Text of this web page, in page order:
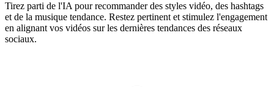
Tirez parti de l'IA pour recommander des styles vidéo, des hashtags
et de la musique tendance. Restez pertinent et stimulez l'engagement
en alignant vos vidéos sur les dernières tendances des réseaux
sociaux.